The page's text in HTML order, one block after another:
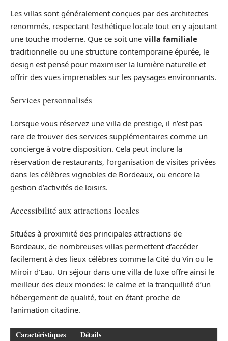
Les villas sont généralement conçues par des architectes
renommés, respectant l’esthétique locale tout en y ajoutant
une touche moderne. Que ce soit une villa familiale
traditionnelle ou une structure contemporaine épurée, le
design est pensé pour maximiser la lumière naturelle et
offrir des vues imprenables sur les paysages environnants.
Services personnalisés
Lorsque vous réservez une villa de prestige, il n’est pas
rare de trouver des services supplémentaires comme un
concierge à votre disposition. Cela peut inclure la
réservation de restaurants, l’organisation de visites privées
dans les célèbres vignobles de Bordeaux, ou encore la
gestion d’activités de loisirs.
Accessibilité aux attractions locales
Situées à proximité des principales attractions de
Bordeaux, de nombreuses villas permettent d’accéder
facilement à des lieux célèbres comme la Cité du Vin ou le
Miroir d’Eau. Un séjour dans une villa de luxe offre ainsi le
meilleur des deux mondes: le calme et la tranquillité d’un
hébergement de qualité, tout en étant proche de
l’animation citadine.
Caractéristiques Détails